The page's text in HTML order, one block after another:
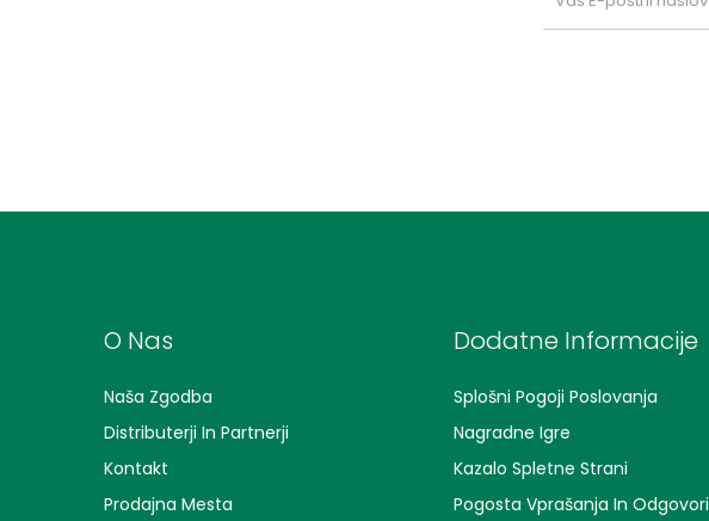
O Nas
Naša Zgodba
Distributerji In Partnerji
Kontakt
Prodajna Mesta
Dodatne Informacije
Splošni Pogoji Poslovanja
Nagradne Igre
Kazalo Spletne Strani
Pogosta Vprašanja In Odgovori